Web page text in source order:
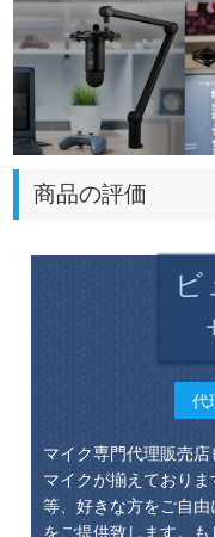
商品の評価
ビ
代
マイク専門代理販売
マイクが揃えており
等、好きな方をご自
をご提供致します。